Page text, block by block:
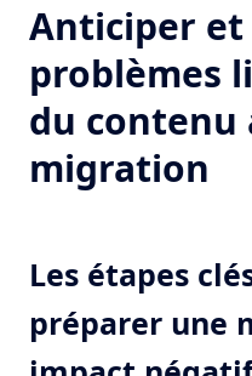
Anticiper
problèmes
du contenu
migration
Les étapes
préparer une